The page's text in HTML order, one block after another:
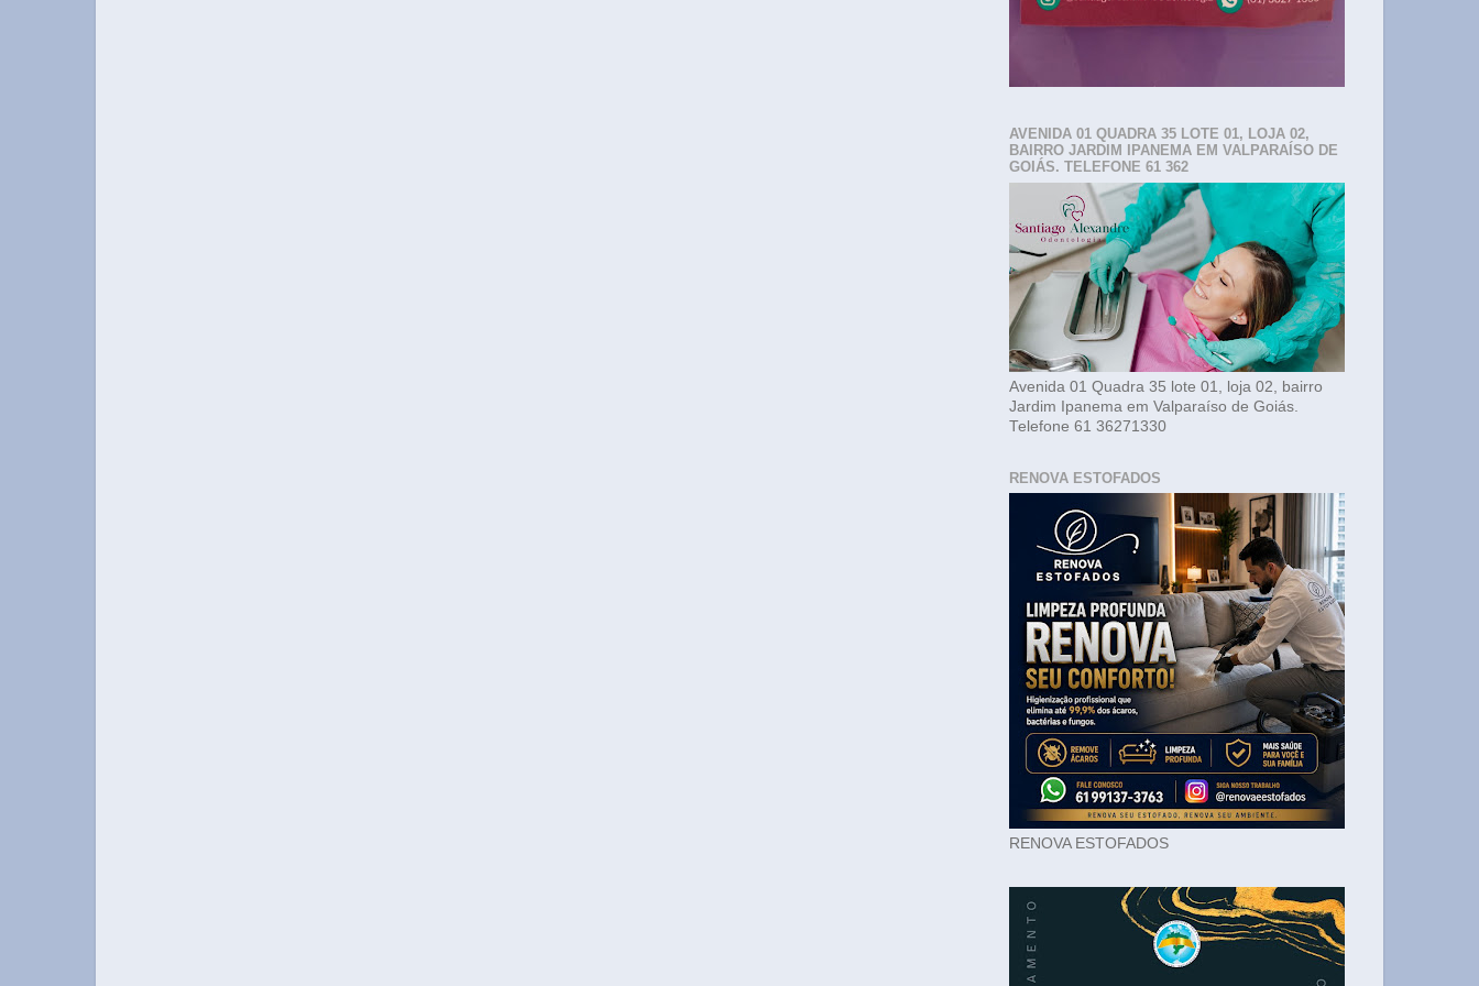
AVENIDA 01 QUADRA 35 LOTE 01, LOJA 02,
BAIRRO JARDIM IPANEMA EM VALPARAÍSO DE
GOIÁS. TELEFONE 61 362
Avenida 01 Quadra 35 lote 01, loja 02, bairro
Jardim Ipanema em Valparaíso de Goiás.
Telefone 61 36271330
RENOVA ESTOFADOS
RENOVA ESTOFADOS